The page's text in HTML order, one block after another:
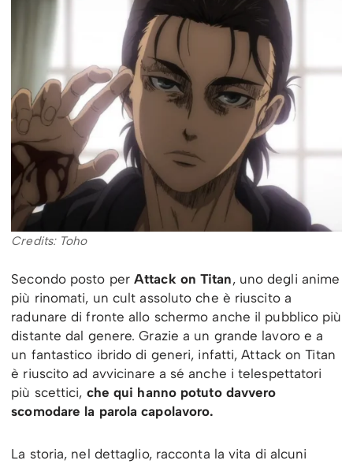
Credits: Toho
Secondo posto perAttack on Titan, uno degli anime
più rinomati, un cult assoluto che è riuscito a
radunare di fronte allo schermo anche il pubblico più
distante dal genere. Grazie a un grande lavoro e a
un fantastico ibrido di generi, infatti, Attack on Titan
è riuscito ad avvicinare a sé anche i telespettatori
più scettici, che qui hanno potuto davvero
scomodare la parola capolavoro.
La storia, nel dettaglio, racconta la vita di alcuni